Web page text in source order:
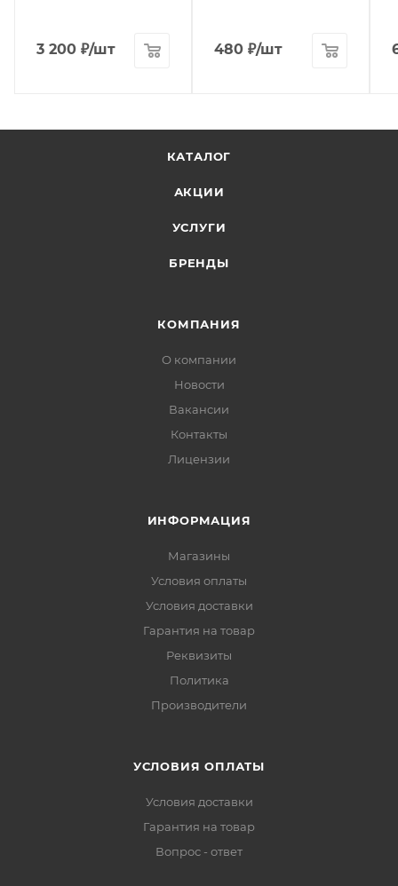
3 200 ₽/шт 480 ₽/шт
КАТАЛОГ
АКЦИИ
УСЛУГИ
БРЕНДЫ
КОМПАНИЯ
О компании
Новости
Вакансии
Контакты
Лицензии
ИНФОРМАЦИЯ
Магазины
Условия оплаты
Условия доставки
Гарантия на товар
Реквизиты
Политика
Производители
УСЛОВИЯ ОПЛАТЫ
Условия доставки
Гарантия на товар
Вопрос - ответ